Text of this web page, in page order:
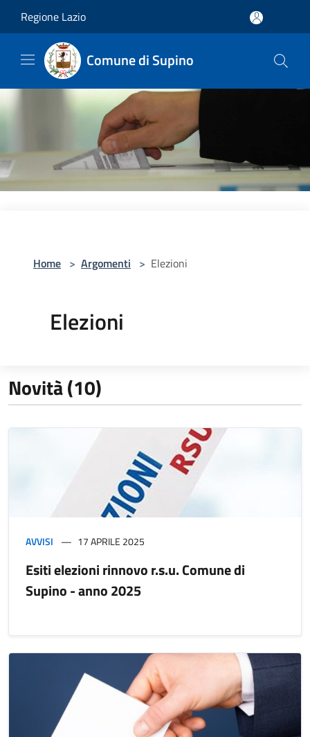
Regione Lazio
Comune di Supino
Home > Argomenti > Elezioni
Elezioni
Novità (10)
AVVISI 17 APRILE 2025
Esiti elezioni rinnovo r.s.u. Comune di
Supino - anno 2025